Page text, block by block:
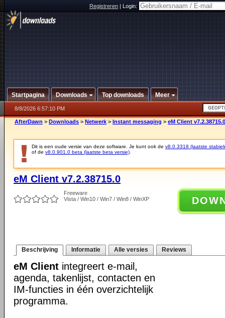
Registreren|Login:
Startpagina Downloads Top downloads Meer
8/8/2026 6:57:10 PM
AfterDawn > Downloads > Netwerk > Instant messaging > eM Client v7.2.38715.0
Dit is een oude versie van deze software. Je kunt ook de v8.0.3318 (laatste
of de v8.0.901.0 beta (laatste beta versie)
eM Client v7.2.38715.0
Freeware
Vista / Win10 / Win7 / Win8 / WinXP
Beschrijving Informatie Alle versies Reviews
eM Client integreert e-mail,
agenda, takenlijst, contacten en
IM-functies in één overzichtelijk
programma.